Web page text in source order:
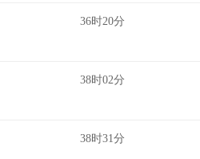
36时20分
38时02分
38时31分